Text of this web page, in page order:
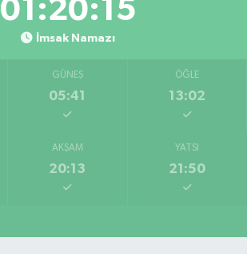
01:20:14
İmsak Namazı
GÜNEŞ
05:41
ÖĞLE
13:02
AKŞAM
20:13
YATSI
21:50